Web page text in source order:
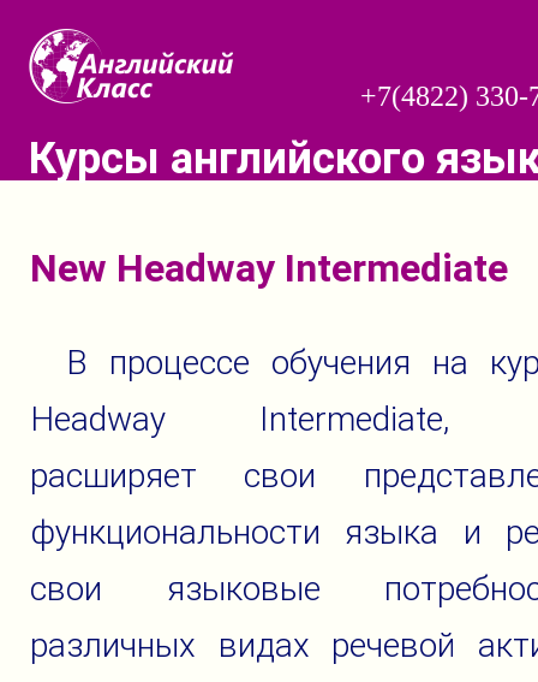
Курсы английского
+7(4822) 330-
New Headway Intermediate
В процессе обучения на
Headway Intermediate,
расширяет свои
функциональности языка и
свои языковые
различных видах речевой